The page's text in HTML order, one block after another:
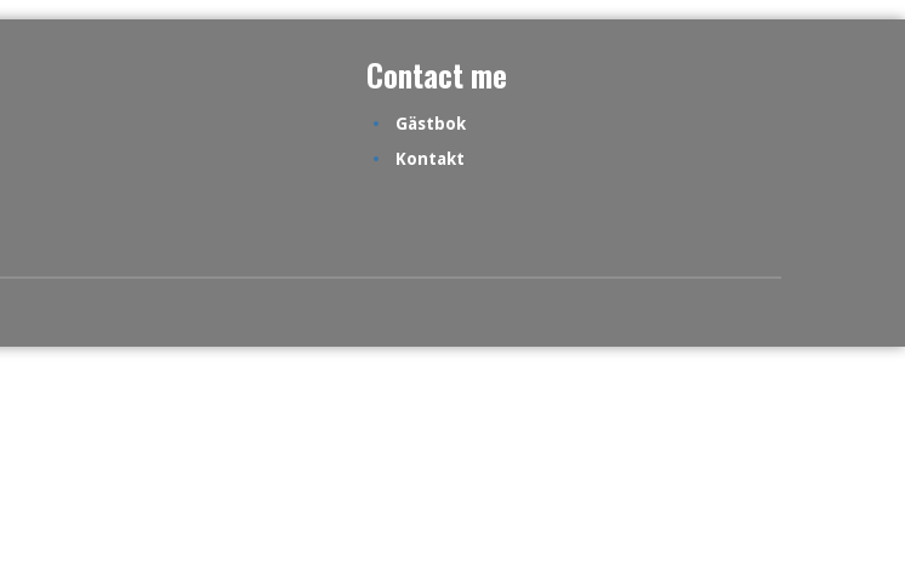
Contact me
Gästbok
Kontakt